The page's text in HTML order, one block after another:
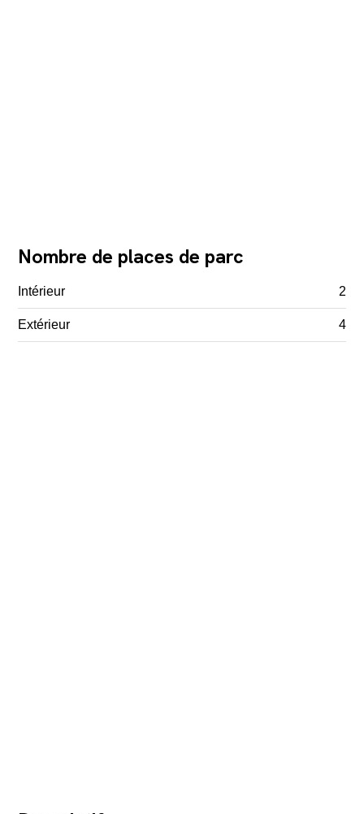
Nombre de places de parc
Intérieur 2
Extérieur 4